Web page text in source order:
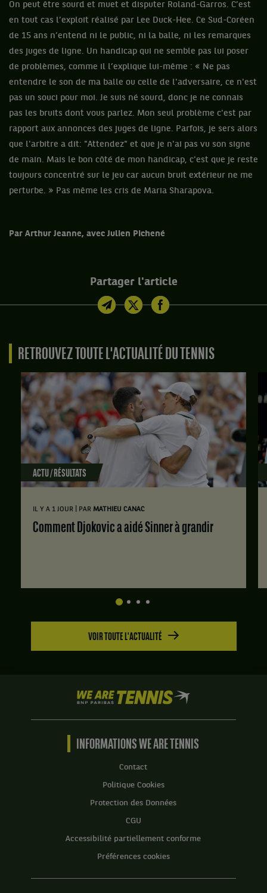
On peut être sourd et muet et disputer Roland-Garros. C’est
en tout cas l’exploit réalisé par Lee Duck-Hee. Ce Sud-Coréen
de 15 ans n’entend ni le public, ni la balle, ni les remarques
des juges de ligne. Un handicap qui ne semble pas lui poser
de problèmes, comme il l’explique lui-même : « Ne pas
entendre le son de ma balle ou celle de l'adversaire, ce n'est
pas un souci pour moi. Je suis né sourd, donc je ne connais
pas les bruits dont vous parlez. Mon seul problème c'est par
rapport aux annonces des juges de ligne. Parfois, je sers alors
que l'arbitre a dit: "Attendez" et que je n'ai pas vu son signe
de main. Mais le bon côté de mon handicap, c'est que je reste
toujours concentré sur le jeu car aucun bruit extérieur ne me
perturbe. » Pas même les cris de Maria Sharapova.
Par Arthur Jeanne, avec Julien Pichené
Partager l'article
RETROUVEZ TOUTE L'ACTUALITÉ DU TENNIS
ACTU / RÉSULTATS
IL Y A 1 JOUR PAR MATHIEU CANAC
Comment Djokovic a aidé Sinner à grandir
VOIR TOUTE L'ACTUALITÉ
We
are
Tennis
BNP
Accueil
INFORMATIONS WE ARE TENNIS
Contact
Politique Cookies
Protection des Données
CGU
Accessibilité partiellement conforme
Préférences cookies